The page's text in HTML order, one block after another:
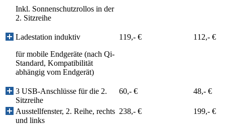
Inkl. Sonnenschutzrollos in der
2. Sitzreihe
Ladestation induktiv
für mobile Endgeräte (nach Qi-
Standard, Kompatibilität
abhängig vom Endgerät)
119,- € 112,- €
3 USB-Anschlüsse für die 2.
Sitzreihe
60,- € 48,- €
Ausstellfenster, 2. Reihe, rechts
und links
238,- € 199,- €